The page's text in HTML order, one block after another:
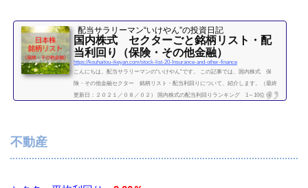
配当サラリーマン“いけやん”の投資日記 ​
国内株式 セクターごと銘柄リスト・配
当利回り（保険・その他金融）
https://kouhaitou-ikeyan.com/stock-list-20-Insurance-and-other-finance
こんにちは。配当サラリーマンの“いけやん”です。 この記事では、国内株式 保
険・その他金融セクター 銘柄リスト・配当利回りについて、紹介します。（最終
更新日：２０２１／０８／０２） 国内株式の配当利回りランキング 1～10位 保
続きを読む
不動産